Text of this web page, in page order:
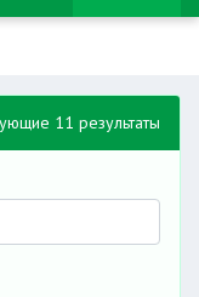
11 результаты